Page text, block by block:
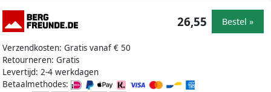
Verzendkosten: Gratis vanaf € 50
Retourneren: Gratis
Levertijd: 2-4 werkdagen
Betaalmethodes:
26,55 Bestel »